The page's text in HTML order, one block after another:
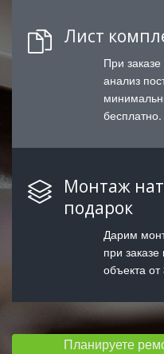
Лист
При
анализ
бесплатно.
Монтаж
подарок
Дарим
при
объекта
Планируете